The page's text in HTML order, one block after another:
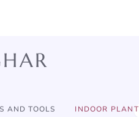
AND TOOLS INDOOR PLANT